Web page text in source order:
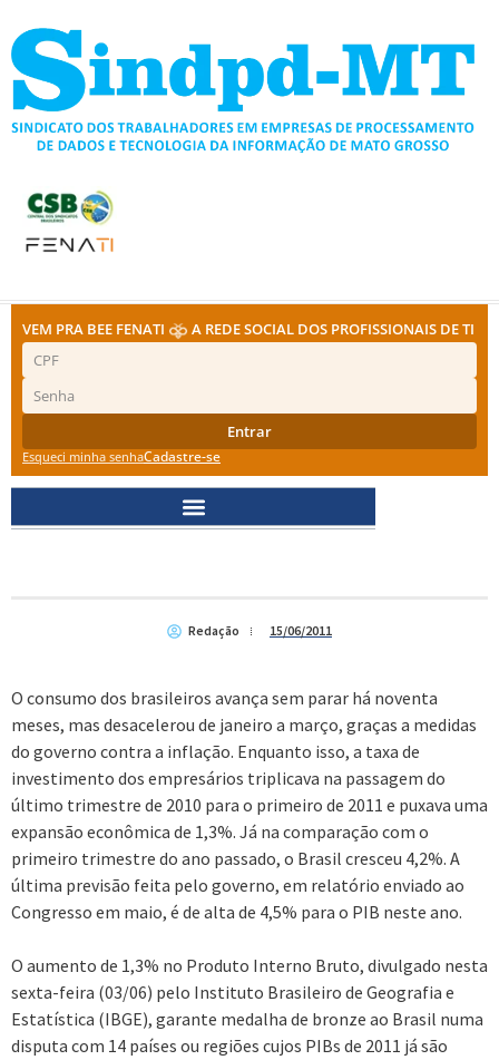
para
conteúdo
VEM PRA BEE FENATI A REDE SOCIAL DOS PROFISSIONAIS DE TI
Entrar
Esqueci minha senhaCadastre-se
Redação 15/06/2011
O consumo dos brasileiros avança sem parar há noventa
meses, mas desacelerou de janeiro a março, graças a medidas
do governo contra a inflação. Enquanto isso, a taxa de
investimento dos empresários triplicava na passagem do
último trimestre de 2010 para o primeiro de 2011 e puxava uma
expansão econômica de 1,3%. Já na comparação com o
primeiro trimestre do ano passado, o Brasil cresceu 4,2%. A
última previsão feita pelo governo, em relatório enviado ao
Congresso em maio, é de alta de 4,5% para o PIB neste ano.
O aumento de 1,3% no Produto Interno Bruto, divulgado nesta
sexta-feira (03/06) pelo Instituto Brasileiro de Geografia e
Estatística (IBGE), garante medalha de bronze ao Brasil numa
disputa com 14 países ou regiões cujos PIBs de 2011 já são